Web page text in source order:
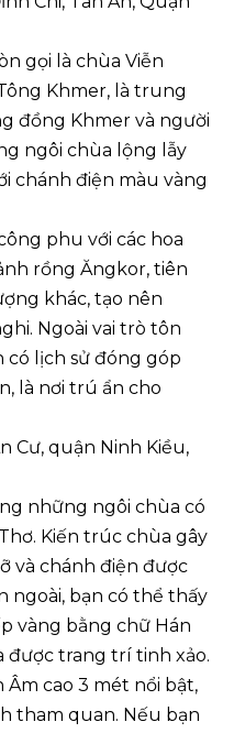
gọi là chùa Viễn
Khmer, là trung
đồng Khmer và người
ngôi chùa lộng lẫy
chánh điện màu vàng
phu với các hoa
rồng Ăngkor, tiên
khác, tạo nên
Ngoài vai trò tôn
có lịch sử đóng góp
là nơi trú ẩn cho
Cư, quận Ninh Kiều,
những ngôi chùa có
Kiến trúc chùa gây
và chánh điện được
ngoài, bạn có thể thấy
vàng bằng chữ Hán
được trang trí tinh xảo.
Âm cao 3 mét nổi bật,
tham quan. Nếu bạn